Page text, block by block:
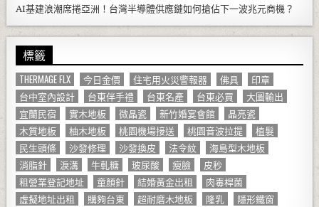
AI基建浪潮席捲亞洲！台灣半導體供應鏈如何搶佔下一波兆元商機？
標籤
THERMAGE FLX 今日金價 住宅用火災警報器 佛具
印章
台中室內設計
台東伴手禮 台東名產 台東必買
大圖輸出
宜蘭民宿
實木地板 微晶瓷 新竹婚宴會館
晶亮瓷
木質地板
柚木地板 桃園機場接送 桃園音波拉提
植髮
民生頭條
沙發修理 沙發換皮 法令紋
海島型木地板
消脂針
淚溝 牛軋糖 玻尿酸 瘦臉
皮秒
租營業登記地址
童顏針 結婚黃金出租
肉毒桿菌
虛擬地址出租
購夠台東 超耐磨木地板 隆乳
隱形鐵窗